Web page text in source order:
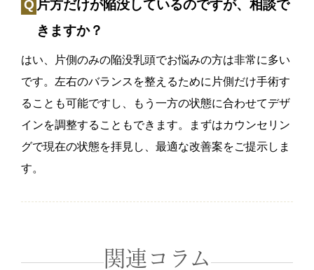
片方だけが陥没しているのですが、相談で
きますか？
はい、片側のみの陥没乳頭でお悩みの方は非常に多い
です。左右のバランスを整えるために片側だけ手術す
ることも可能ですし、もう一方の状態に合わせてデザ
インを調整することもできます。まずはカウンセリン
グで現在の状態を拝見し、最適な改善案をご提示しま
す。
関連コラム